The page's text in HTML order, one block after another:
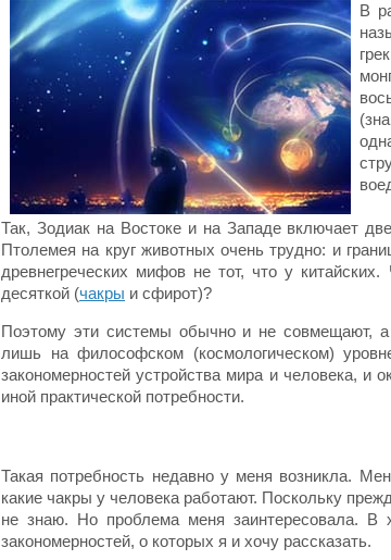
В
Так, Зодиак на Востоке и на Западе включает
Птолемея на круг животных очень трудно: и
древнегреческих мифов не тот, что у
десяткой (чакры и сфирот)?
Поэтому эти системы обычно и не совмещают,
лишь на философском (космологическом)
закономерностей устройства мира и человека, и
иной практической потребности.
Такая потребность недавно у меня возникла.
какие чакры у человека работают. Поскольку
не знаю. Но проблема меня заинтересовала. В
закономерностей, о которых я и хочу рассказать.